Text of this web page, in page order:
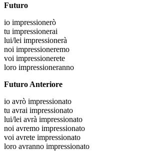
Futuro
io impressionerò
tu impressionerai
lui/lei impressionerà
noi impressioneremo
voi impressionerete
loro impressioneranno
Futuro Anteriore
io avrò impressionato
tu avrai impressionato
lui/lei avrà impressionato
noi avremo impressionato
voi avrete impressionato
loro avranno impressionato